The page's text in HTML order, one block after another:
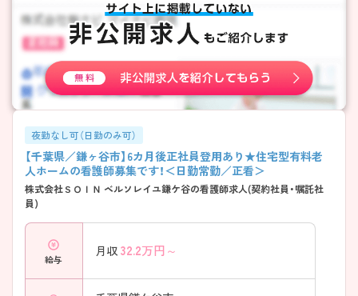
夜勤なし可（日勤のみ可）
【千葉県／鎌ヶ谷市】6カ月後正社員登用あり★住宅型有料老
人ホームの看護師募集です！＜日勤常勤／正看＞
株式会社ＳＯＩＮ ベルソレイユ鎌ケ谷の看護師求人(契約社員・嘱託社
員)
給与
月収 32.2万円～